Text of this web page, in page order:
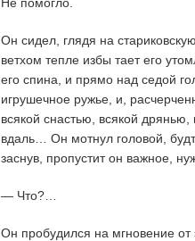
Он сидел, глядя на
ветхом тепле избы тает его
его спина, и прямо над седой
игрушечное ружье, и,
всякой снастью, всякой
вдаль… Он мотнул головой,
заснув, пропустит он важное,
— Что?…
Он пробудился на мгновение от